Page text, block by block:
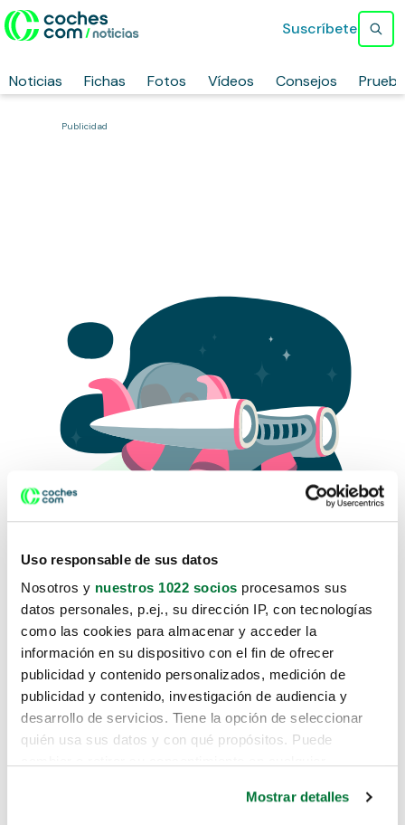
Uso responsable de sus datos
Nosotros y nuestros 1022 socios procesamos sus
datos personales, p.ej., su dirección IP, con tecnologías
como las cookies para almacenar y acceder la
información en su dispositivo con el fin de ofrecer
publicidad y contenido personalizados, medición de
publicidad y contenido, investigación de audiencia y
desarrollo de servicios. Tiene la opción de seleccionar
quién usa sus datos y con qué propósitos. Puede
Mostrar detalles
Noticias Fichas Fotos Vídeos Consejos
Suscríbete
Publicidad
Lo sentimos, no sabemos como
te hemos traido hasta aquí.
Pero puedes encontrar el coche que estás
buscando en alguno de estos enlaces: